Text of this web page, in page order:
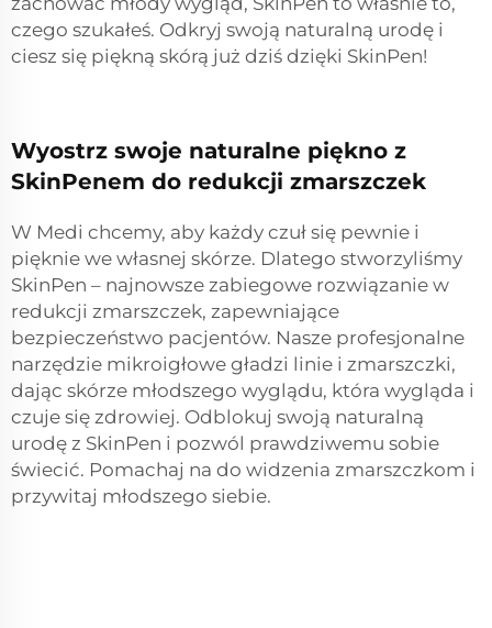
czego szukałeś. Odkryj swoją naturalną urodę i
ciesz się piękną skórą już dziś dzięki SkinPen!
Wyostrz swoje naturalne piękno z
SkinPenem do redukcji zmarszczek
W Medi chcemy, aby każdy czuł się pewnie i
pięknie we własnej skórze. Dlatego stworzyliśmy
SkinPen – najnowsze zabiegowe rozwiązanie w
redukcji zmarszczek, zapewniające
bezpieczeństwo pacjentów. Nasze profesjonalne
narzędzie mikroigłowe gładzi linie i zmarszczki,
dając skórze młodszego wyglądu, która wygląda i
czuje się zdrowiej. Odblokuj swoją naturalną
urodę z SkinPen i pozwól prawdziwemu sobie
świecić. Pomachaj na do widzenia zmarszczkom i
przywitaj młodszego siebie.